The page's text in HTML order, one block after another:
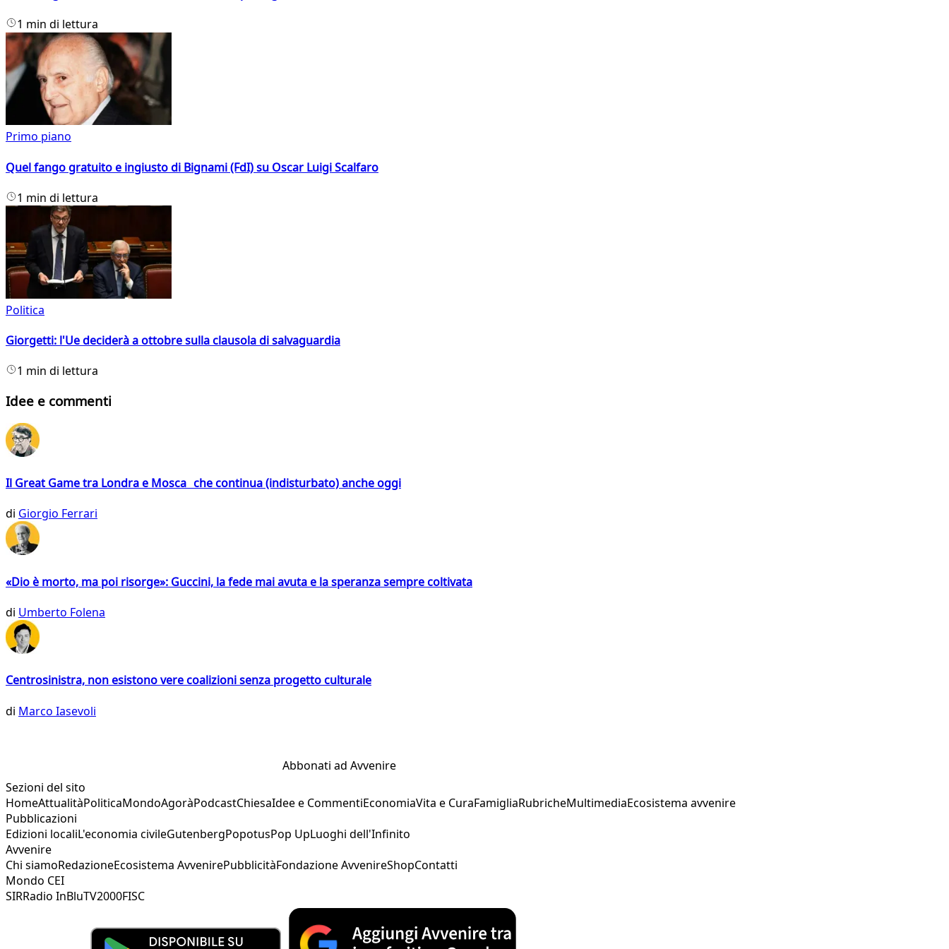
1 min di lettura
Primo piano
Quel fango gratuito e ingiusto di Bignami (FdI) su Oscar Luigi Scalfaro
1 min di lettura
Politica
Giorgetti: l'Ue deciderà a ottobre sulla clausola di salvaguardia
1 min di lettura
Idee e commenti
Il Great Game tra Londra e Mosca che continua (indisturbato) anche oggi
di Giorgio Ferrari
«Dio è morto, ma poi risorge»: Guccini, la fede mai avuta e la speranza sempre coltivata
di Umberto Folena
Centrosinistra, non esistono vere coalizioni senza progetto culturale
di Marco Iasevoli
Abbonati ad Avvenire
Sezioni del sito
HomeAttualitàPoliticaMondoAgoràPodcastChiesaIdee e CommentiEconomiaVita e CuraFamigliaRubricheMultimediaEcosistema avvenire
Pubblicazioni
Edizioni localiL'economia civileGutenbergPopotusPop UpLuoghi dell'Infinito
Avvenire
Chi siamoRedazioneEcosistema AvvenirePubblicitàFondazione AvvenireShopContatti
Mondo CEI
SIRRadio InBluTV2000FISC